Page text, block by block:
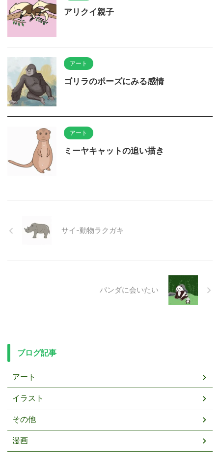
アリクイ親子
アート
ゴリラのポーズにみる感情
アート
ミーヤキャットの追い描き
サイ-動物ラクガキ
パンダに会いたい
ブログ記事
アート
イラスト
その他
漫画